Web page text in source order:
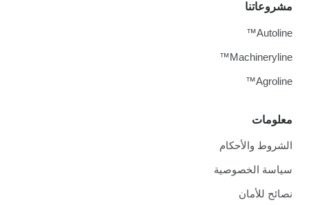
معلومات
الشروط والأحكام
سياسة الخصوصية
نصائح للأمان
مشروعاتنا
Autoline™
Machineryline™
Agroline™